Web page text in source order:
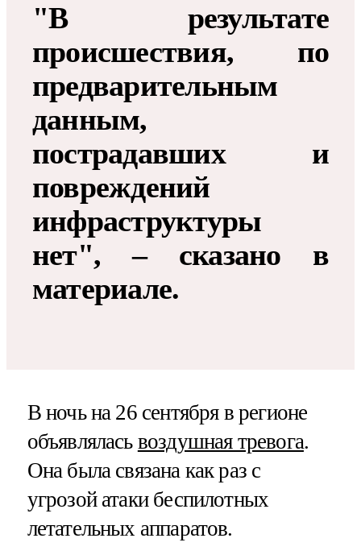
"В результате
происшествия, по
предварительным
данным,
пострадавших и
повреждений
инфраструктуры
нет", – сказано в
материале.
В ночь на 26 сентября в регионе
объявлялась воздушная тревога.
Она была связана как раз с
угрозой атаки беспилотных
летательных аппаратов.